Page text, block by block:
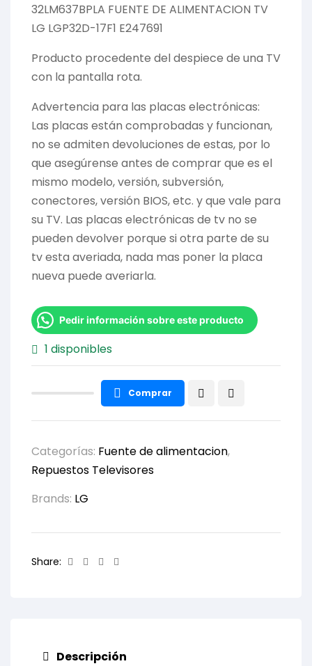
32LM637BPLA FUENTE DE ALIMENTACION TV
LG LGP32D-17F1 E247691
Producto procedente del despiece de una TV
con la pantalla rota.
Advertencia para las placas electrónicas:
Las placas están comprobadas y funcionan,
no se admiten devoluciones de estas, por lo
que asegúrense antes de comprar que es el
mismo modelo, versión, subversión,
conectores, versión BIOS, etc. y que vale para
su TV. Las placas electrónicas de tv no se
pueden devolver porque si otra parte de su
tv esta averiada, nada mas poner la placa
nueva puede averiarla.
Pedir información sobre este producto
1 disponibles
Comprar
Categorías: Fuente de alimentacion,
Repuestos Televisores
Brands: LG
Share: Facebook
TwitterLinkedin
Descripción